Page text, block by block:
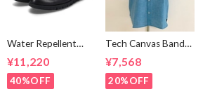
Water Repellent
Smooth Flat
Shoes Black
¥11,220
40%OFF
Tech Canvas Band
Collar S/S Shirts
Mint
¥7,568
20%OFF